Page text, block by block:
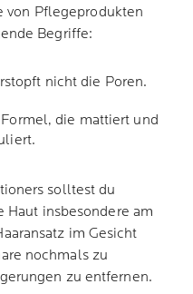
von Pflegeprodukten
Begriffe:
nicht die Poren.
die mattiert und
solltest du
Haut insbesondere am
im Gesicht
nochmals zu
zu entfernen.